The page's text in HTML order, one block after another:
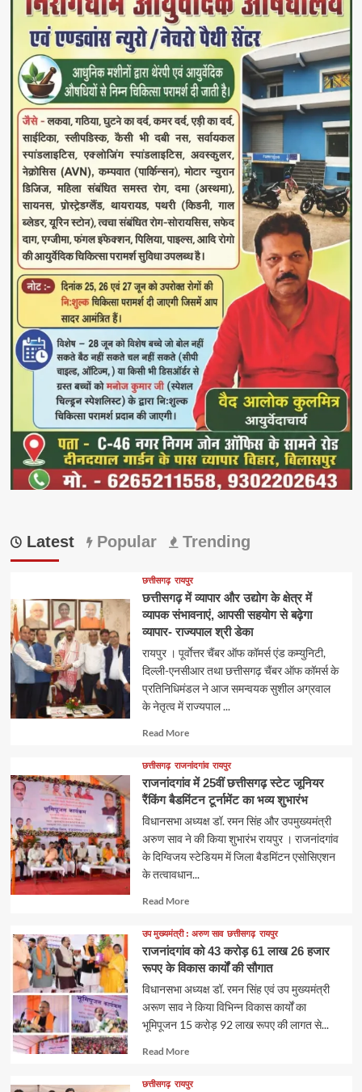
Latest Popular Trending
छत्तीसगढ़ रायपुर
छत्तीसगढ़ में व्यापार और उद्योग के क्षेत्र में
व्यापक संभावनाएं, आपसी सहयोग से बढ़ेगा
व्यापार- राज्यपाल श्री डेका
रायपुर । पूर्वाेत्तर चैंबर ऑफ कॉमर्स एंड कम्युनिटी,
दिल्ली-एनसीआर तथा छत्तीसगढ़ चैंबर ऑफ कॉमर्स के
प्रतिनिधिमंडल ने आज समन्वयक सुशील अग्रवाल
के नेतृत्व में राज्यपाल ...
Read MoreRead
about
छत्तीसगढ़ राजनांदगांव रायपुर
राजनांदगांव में 25वीं छत्तीसगढ़ स्टेट जूनियर
रैंकिंग बैडमिंटन टूर्नामेंट का भव्य शुभारंभ
विधानसभा अध्यक्ष डॉ. रमन सिंह और उपमुख्यमंत्री
अरुण साव ने की किया शुभारंभ रायपुर । राजनांदगांव
के दिग्विजय स्टेडियम में जिला बैडमिंटन एसोसिएशन
के तत्वावधान...
Read MoreRead
about
उप मुख्यमंत्री : अरुण साव छत्तीसगढ़ रायपुर
राजनांदगांव को 43 करोड़ 61 लाख 26 हजार
रूपए के विकास कार्यों की सौगात
विधानसभा अध्यक्ष डॉ. रमन सिंह एवं उप मुख्यमंत्री
अरूण साव ने किया विभिन्न विकास कार्यों का
भूमिपूजन 15 करोड़ 92 लाख रूपए की लागत से...
Read MoreRead
about
छत्तीसगढ़ रायपुर